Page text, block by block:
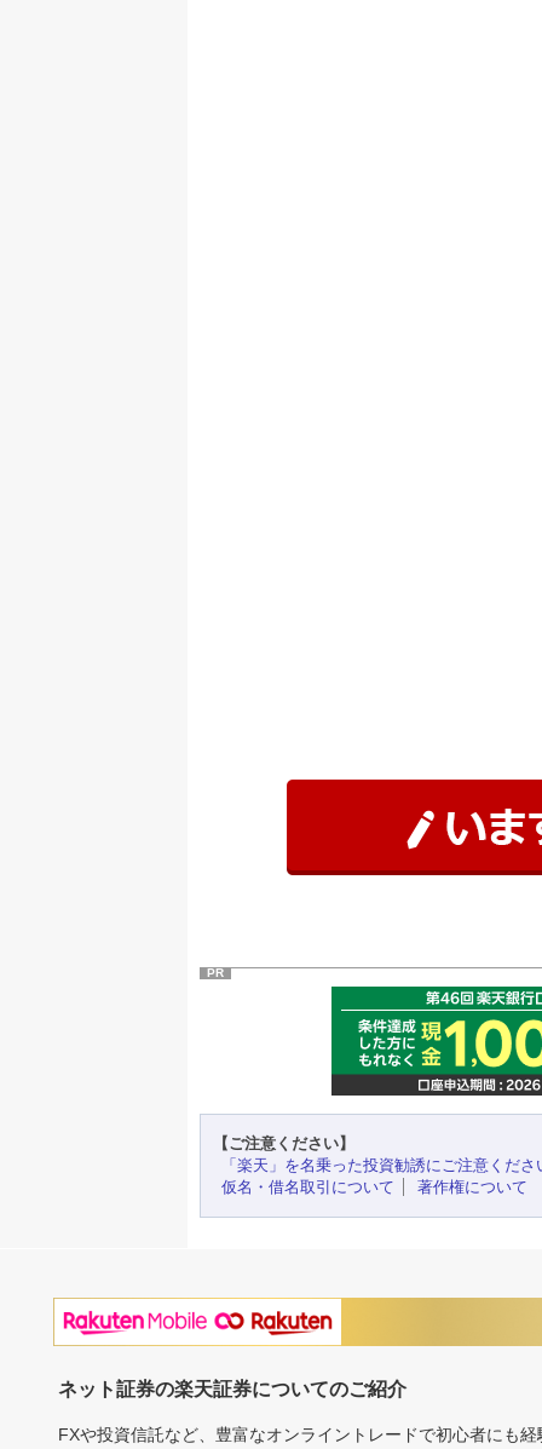
PR
【ご注意ください】
「楽天」を名乗った投資勧誘にご注意くださ
仮名・借名取引について
著作権について
ネット証券の楽天証券についてのご紹介
FXや投資信託など、豊富なオンライントレードで初心者にも